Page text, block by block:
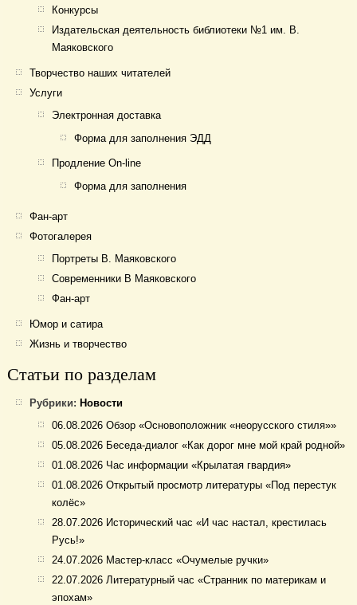
Конкурсы
Издательская деятельность библиотеки №1 им. В.
Маяковского
Творчество наших читателей
Услуги
Электронная доставка
Форма для заполнения ЭДД
Продление On-line
Форма для заполнения
Фан-арт
Фотогалерея
Портреты В. Маяковского
Современники В Маяковского
Фан-арт
Юмор и сатира
Жизнь и творчество
Статьи по разделам
Рубрики:Новости
06.08.2026 Обзор «Основоположник «неорусского стиля»»
05.08.2026 Беседа-диалог «Как дорог мне мой край родной»
01.08.2026 Час информации «Крылатая гвардия»
01.08.2026 Открытый просмотр литературы «Под перестук
колёс»
28.07.2026 Исторический час «И час настал, крестилась
Русь!»
24.07.2026 Мастер-класс «Очумелые ручки»
22.07.2026 Литературный час «Странник по материкам и
эпохам»